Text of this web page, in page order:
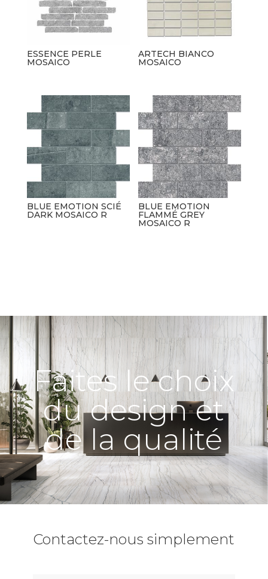
ESSENCE PERLE
MOSAICO
ARTECH BIANCO
MOSAICO
BLUE EMOTION SCIÉ
DARK MOSAICO R
BLUE EMOTION
FLAMMÉ GREY
MOSAICO R
Faites le choix
du design et
de la qualité
Contactez-nous simplement